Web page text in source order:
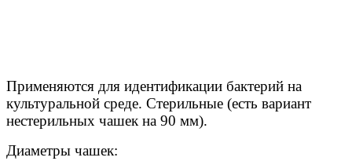
Применяются для идентификации бактерий на
культуральной среде. Стерильные (есть вариант
нестерильных чашек на 90 мм).
Диаметры чашек: